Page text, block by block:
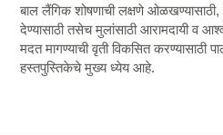
बाल लैंगिक शोषणाची लक्षणे ओळखण्यासाठी,
देण्यासाठी तसेच मुलांसाठी आरामदायी व
मदत मागण्याची वृती विकसित करण्यासाठी
हस्तपुस्तिकेचे मुख्य ध्येय आहे.